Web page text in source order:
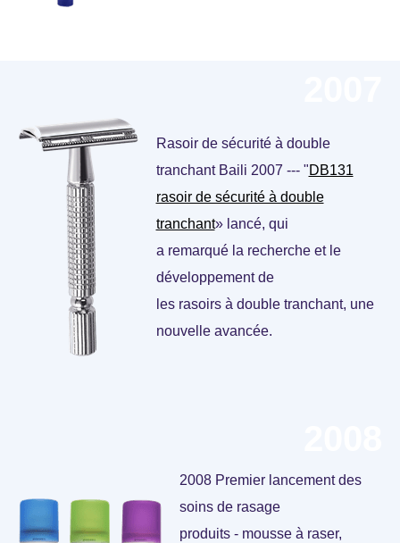
Rasoir de sécurité à double
tranchant Baili 2007 --- "DB131
rasoir de sécurité à double
tranchant» lancé, qui
a remarqué la recherche et le
développement de
les rasoirs à double tranchant, une
nouvelle avancée.
2008 Premier lancement des
soins de rasage
produits - mousse à raser,